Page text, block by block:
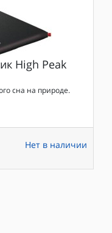
High Peak
сна на природе.
Нет в наличии